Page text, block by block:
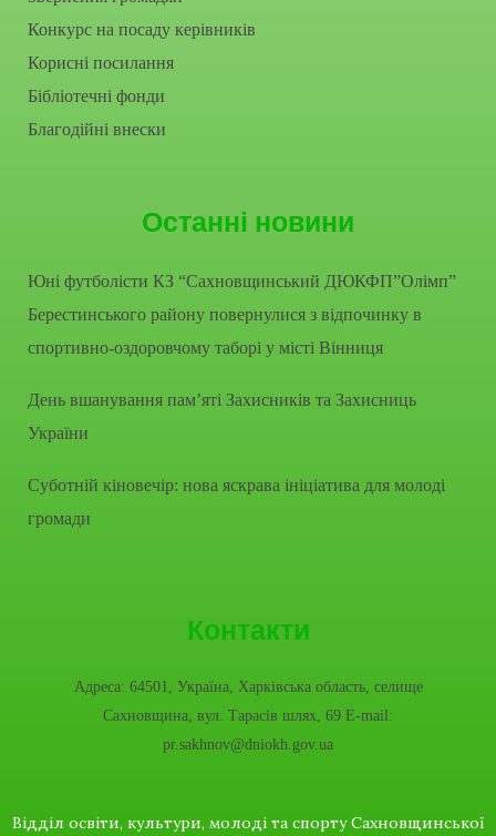
Конкурс на посаду керівників
Корисні посилання
Бібліотечні фонди
Благодійні внески
Останні новини
Юні футболісти КЗ “Сахновщинський ДЮКФП”Олімп”
Берестинського району повернулися з відпочинку в
спортивно-оздоровчому таборі у місті Вінниця
День вшанування пам’яті Захисників та Захисниць
України
Суботній кіновечір: нова яскрава ініціатива для молоді
громади
Контакти
Адреса: 64501, Україна, Харківська область, селище
Сахновщина, вул. Тарасів шлях, 69 E-mail:
pr.sakhnov@dniokh.gov.ua
Відділ освіти, культури, молоді та спорту Сахновщинської